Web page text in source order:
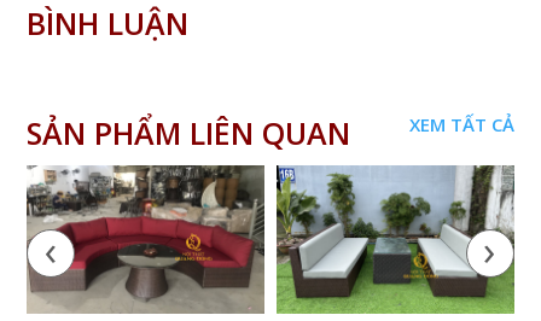
BÌNH LUẬN
SẢN PHẨM LIÊN QUAN XEM TẤT CẢ
‹ ›